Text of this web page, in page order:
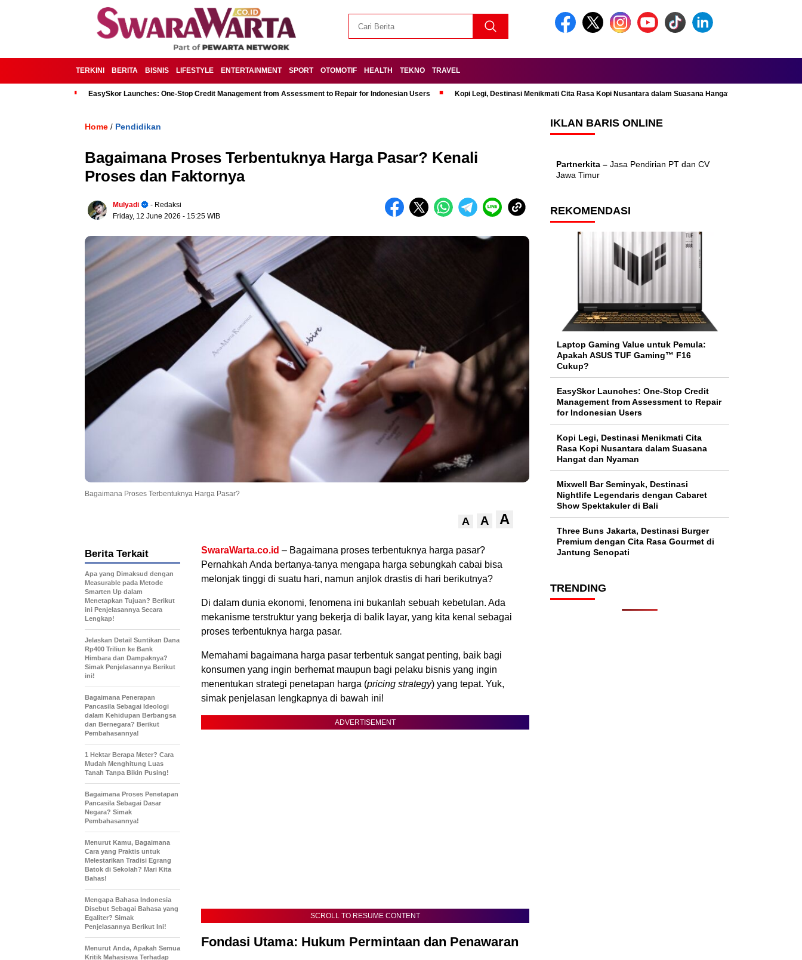
TERKINI BERITA BISNIS LIFESTYLE ENTERTAINMENT SPORT OTOMOTIF HEALTH TEKNO TRAVEL
EasySkor Launches: One-Stop Credit Management from Assessment to Repair for Indonesian Users Kopi Legi, Destinasi Menikmati Cita Rasa Kopi Nusantara dalam Suasana Hangat dan Nyaman
Home / Pendidikan
Bagaimana Proses Terbentuknya Harga Pasar? Kenali
Proses dan Faktornya
Mulyadi
- Redaksi
Friday, 12 June 2026 - 15:25 WIB
Bagaimana Proses Terbentuknya Harga Pasar?
A A A
SwaraWarta.co.id – Bagaimana proses terbentuknya harga pasar?
Pernahkah Anda bertanya-tanya mengapa harga sebungkah cabai bisa
melonjak tinggi di suatu hari, namun anjlok drastis di hari berikutnya?
Di dalam dunia ekonomi, fenomena ini bukanlah sebuah kebetulan. Ada
mekanisme terstruktur yang bekerja di balik layar, yang kita kenal sebagai
proses terbentuknya harga pasar.
Memahami bagaimana harga pasar terbentuk sangat penting, baik bagi
konsumen yang ingin berhemat maupun bagi pelaku bisnis yang ingin
menentukan strategi penetapan harga (pricing strategy) yang tepat. Yuk,
simak penjelasan lengkapnya di bawah ini!
ADVERTISEMENT
SCROLL TO RESUME CONTENT
Fondasi Utama: Hukum Permintaan dan Penawaran
Berita Terkait
Apa yang Dimaksud dengan
Measurable pada Metode
Smarten Up dalam
Menetapkan Tujuan? Berikut
ini Penjelasannya Secara
Lengkap!
Jelaskan Detail Suntikan Dana
Rp400 Triliun ke Bank
Himbara dan Dampaknya?
Simak Penjelasannya Berikut
ini!
Bagaimana Penerapan
Pancasila Sebagai Ideologi
dalam Kehidupan Berbangsa
dan Bernegara? Berikut
Pembahasannya!
1 Hektar Berapa Meter? Cara
Mudah Menghitung Luas
Tanah Tanpa Bikin Pusing!
Bagaimana Proses Penetapan
Pancasila Sebagai Dasar
Negara? Simak
Pembahasannya!
Menurut Kamu, Bagaimana
Cara yang Praktis untuk
Melestarikan Tradisi Egrang
Batok di Sekolah? Mari Kita
Bahas!
Mengapa Bahasa Indonesia
Disebut Sebagai Bahasa yang
Egaliter? Simak
Penjelasannya Berikut Ini!
Menurut Anda, Apakah Semua
Kritik Mahasiswa Terhadap
IKLAN BARIS ONLINE
Partnerkita – Jasa Pendirian PT dan CV
Jawa Timur
REKOMENDASI
Laptop Gaming Value untuk Pemula:
Apakah ASUS TUF Gaming™ F16
Cukup?
EasySkor Launches: One-Stop Credit
Management from Assessment to Repair
for Indonesian Users
Kopi Legi, Destinasi Menikmati Cita
Rasa Kopi Nusantara dalam Suasana
Hangat dan Nyaman
Mixwell Bar Seminyak, Destinasi
Nightlife Legendaris dengan Cabaret
Show Spektakuler di Bali
Three Buns Jakarta, Destinasi Burger
Premium dengan Cita Rasa Gourmet di
Jantung Senopati
TRENDING